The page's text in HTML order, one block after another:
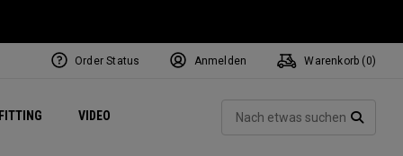
VIDEO Exclusive Mavrik Complete Sets
Exklusiv - Golfbälle
Women's Golf Balls
Exklusiv - Zubehör
Regional Performance Centers
Order Status Anmelden Warenkorb ( 0)